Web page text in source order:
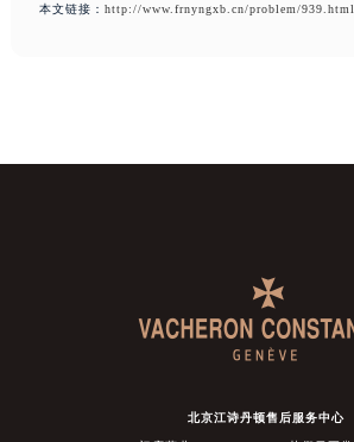
本文链接： http://www.frnyngxb.cn/problem/939.html
北京江诗丹顿售后服务中心